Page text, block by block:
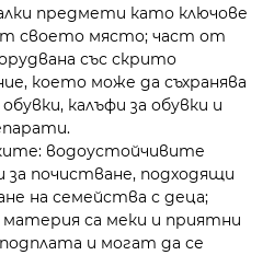
предмети като ключове
своето място; част от
със скрито
което може да съхранява
калъфи за обувки и
водоустойчивите
за почистване, подходящи
на семейства с деца;
са меки и приятни
и могат да се